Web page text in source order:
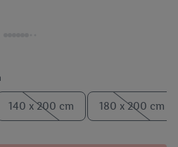
140 x 200 cm 180 x 200 cm